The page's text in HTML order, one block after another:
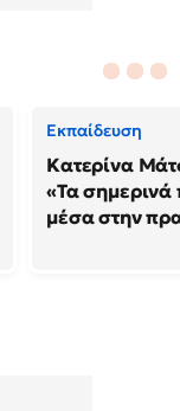
Εκπαίδευση
Κατερίνα
«Τα σημερινά
μέσα στην